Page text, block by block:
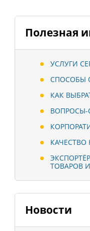
Полезная
УСЛУГИ
СПОСОБЫ
КАК
ВОПРОСЫ-
ТОВАРОВ
Новости